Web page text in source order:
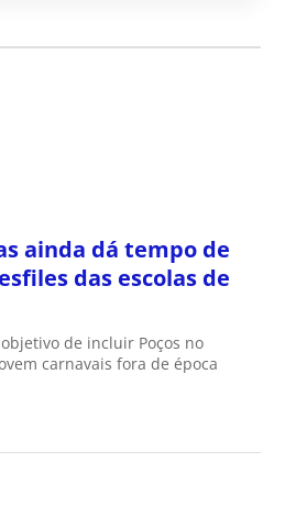
ainda dá tempo de
das escolas de
de incluir Poços no
carnavais fora de época